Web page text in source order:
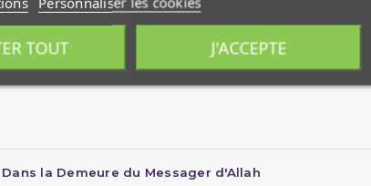
Dans la Demeure du Messager d'Allah
TOUT J'ACCEPTE